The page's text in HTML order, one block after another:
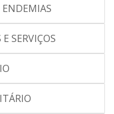
SERVIÇOS